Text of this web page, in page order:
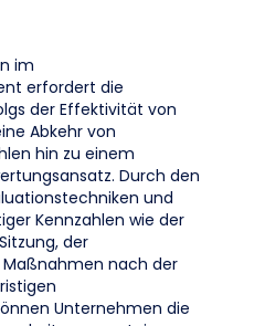
im
erfordert die
der Effektivität von
Abkehr von
hin zu einem
Durch den
und
Kennzahlen wie der
der
Maßnahmen nach der
Unternehmen die